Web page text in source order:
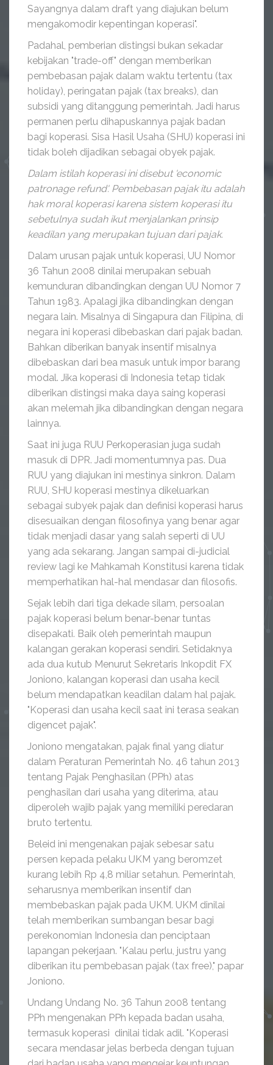
Sayangnya dalam draft yang diajukan belum
mengakomodir kepentingan koperasi".
Padahal, pemberian distingsi bukan sekadar
kebijakan "trade-off" dengan memberikan
pembebasan pajak dalam waktu tertentu (tax
holiday), peringatan pajak (tax breaks), dan
subsidi yang ditanggung pemerintah. Jadi harus
permanen perlu dihapuskannya pajak badan
bagi koperasi. Sisa Hasil Usaha (SHU) koperasi ini
tidak boleh dijadikan sebagai obyek pajak.
Dalam istilah koperasi ini disebut 'economic
patronage refund'. Pembebasan pajak itu adalah
hak moral koperasi karena sistem koperasi itu
sebetulnya sudah ikut menjalankan prinsip
keadilan yang merupakan tujuan dari pajak.
Dalam urusan pajak untuk koperasi, UU Nomor
36 Tahun 2008 dinilai merupakan sebuah
kemunduran dibandingkan dengan UU Nomor 7
Tahun 1983. Apalagi jika dibandingkan dengan
negara lain. Misalnya di Singapura dan Filipina, di
negara ini koperasi dibebaskan dari pajak badan.
Bahkan diberikan banyak insentif misalnya
dibebaskan dari bea masuk untuk impor barang
modal. Jika koperasi di Indonesia tetap tidak
diberikan distingsi maka daya saing koperasi
akan melemah jika dibandingkan dengan negara
lainnya.
Saat ini juga RUU Perkoperasian juga sudah
masuk di DPR. Jadi momentumnya pas. Dua
RUU yang diajukan ini mestinya sinkron. Dalam
RUU, SHU koperasi mestinya dikeluarkan
sebagai subyek pajak dan definisi koperasi harus
disesuaikan dengan filosofinya yang benar agar
tidak menjadi dasar yang salah seperti di UU
yang ada sekarang. Jangan sampai di-judicial
review lagi ke Mahkamah Konstitusi karena tidak
memperhatikan hal-hal mendasar dan filosofis.
Sejak lebih dari tiga dekade silam, persoalan
pajak koperasi belum benar-benar tuntas
disepakati. Baik oleh pemerintah maupun
kalangan gerakan koperasi sendiri. Setidaknya
ada dua kutub Menurut Sekretaris Inkopdit FX
Joniono, kalangan koperasi dan usaha kecil
belum mendapatkan keadilan dalam hal pajak.
"Koperasi dan usaha kecil saat ini terasa seakan
digencet pajak".
Joniono mengatakan, pajak final yang diatur
dalam Peraturan Pemerintah No. 46 tahun 2013
tentang Pajak Penghasilan (PPh) atas
penghasilan dari usaha yang diterima, atau
diperoleh wajib pajak yang memiliki peredaran
bruto tertentu.
Beleid ini mengenakan pajak sebesar satu
persen kepada pelaku UKM yang beromzet
kurang lebih Rp 4,8 miliar setahun. Pemerintah,
seharusnya memberikan insentif dan
membebaskan pajak pada UKM. UKM dinilai
telah memberikan sumbangan besar bagi
perekonomian Indonesia dan penciptaan
lapangan pekerjaan. "Kalau perlu, justru yang
diberikan itu pembebasan pajak (tax free)," papar
Joniono.
Undang Undang No. 36 Tahun 2008 tentang
PPh mengenakan PPh kepada badan usaha,
termasuk koperasi dinilai tidak adil. "Koperasi
secara mendasar jelas berbeda dengan tujuan